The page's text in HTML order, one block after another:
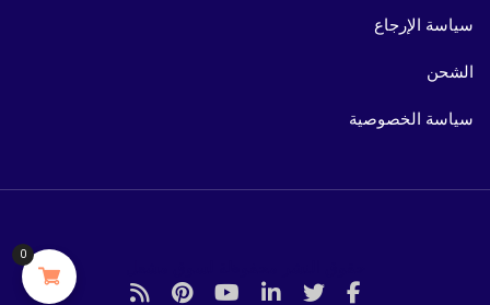
سياسة الإرجاع
الشحن
سياسة الخصوصية
0